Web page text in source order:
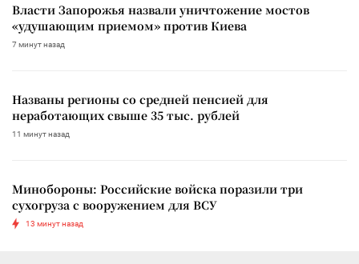
Власти Запорожья назвали уничтожение мостов
«удушающим приемом» против Киева
7 минут назад
Названы регионы со средней пенсией для
неработающих свыше 35 тыс. рублей
11 минут назад
Минобороны: Российские войска поразили три
сухогруза с вооружением для ВСУ
13 минут назад